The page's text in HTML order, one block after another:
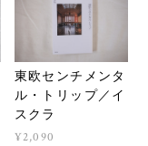
東欧センチメンタ
ル・トリップ／イ
スクラ
¥2,090